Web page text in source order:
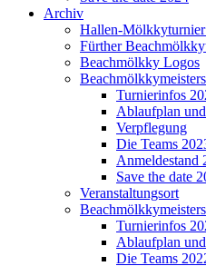
Archiv
Hallen-
Fürther
Beachmölkky Logos
Turnierinfos
Ablaufplan
Verpflegung
Die Teams
Anmeldestand
Save the date
Veranstaltungsort
Turnierinfos
Ablaufplan
Die Teams